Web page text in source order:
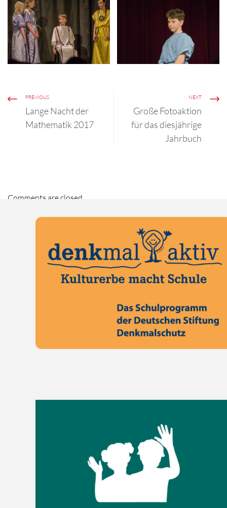
Latein-Theater ,,Specus
Trophonii'
PREVIOUS
Lange Nacht der
Mathematik 2017
NEXT
Große Fotoaktion
für das diesjährige
Jahrbuch
Comments are closed.